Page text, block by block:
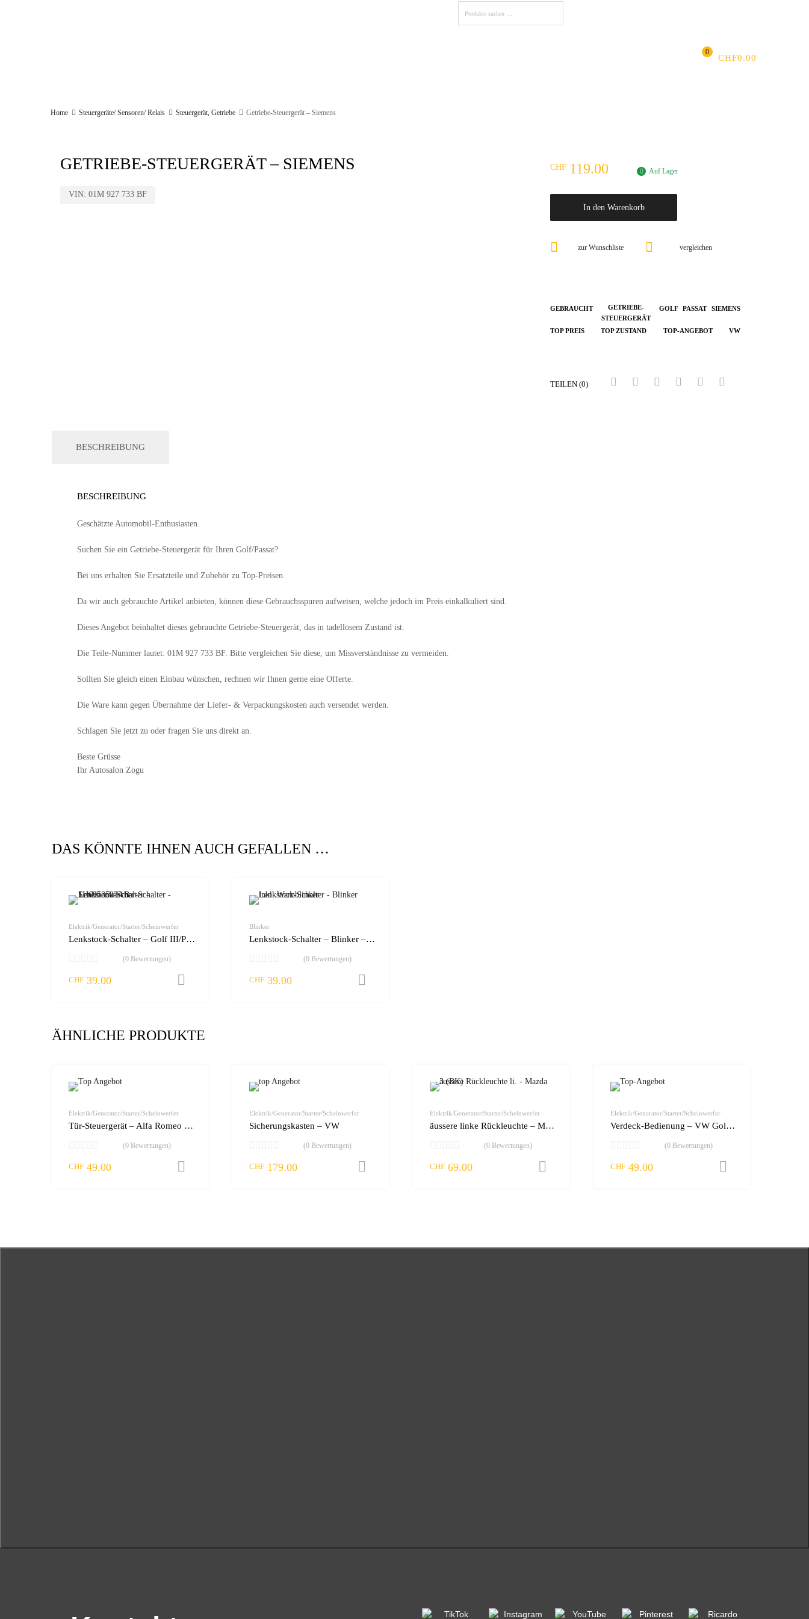
CHF0.00
0
Home Steuergeräte/ Sensoren/ Relais Steuergerät, Getriebe Getriebe-Steuergerät – Siemens
GETRIEBE-STEUERGERÄT – SIEMENS
VIN: 01M 927 733 BF
CHF 119.00 Auf Lager
In den Warenkorb
vergleichen
zur Wunschliste
GEBRAUCHT
GETRIEBE-
STEUERGERÄT
GOLF PASSAT SIEMENS
TOP PREIS TOP ZUSTAND TOP-ANGEBOT VW
TEILEN (0)
BESCHREIBUNG
BESCHREIBUNG
Geschätzte Automobil-Enthusiasten.
Suchen Sie ein Getriebe-Steuergerät für Ihren Golf/Passat?
Bei uns erhalten Sie Ersatzteile und Zubehör zu Top-Preisen.
Da wir auch gebrauchte Artikel anbieten, können diese Gebrauchsspuren aufweisen, welche jedoch im Preis einkalkuliert sind.
Dieses Angebot beinhaltet dieses gebrauchte Getriebe-Steuergerät, das in tadellosem Zustand ist.
Die Teile-Nummer lautet: 01M 927 733 BF. Bitte vergleichen Sie diese, um Missverständnisse zu vermeiden.
Sollten Sie gleich einen Einbau wünschen, rechnen wir Ihnen gerne eine Offerte.
Die Ware kann gegen Übernahme der Liefer- & Verpackungskosten auch versendet werden.
Schlagen Sie jetzt zu oder fragen Sie uns direkt an.
Beste Grüsse
Ihr Autosalon Zogu
DAS KÖNNTE IHNEN AUCH GEFALLEN …
Elektrik/Generator/Starter/Scheinwerfer
Lenkstock-Schalter – Golf III/Passat
(0 Bewertungen)
CHF 39.00 In den Warenkorb
Blinker
Lenkstock-Schalter – Blinker – VW Golf/Passat
(0 Bewertungen)
CHF 39.00
ÄHNLICHE PRODUKTE
Elektrik/Generator/Starter/Scheinwerfer
Tür-Steuergerät – Alfa Romeo 159
(0 Bewertungen)
CHF 49.00 In den Warenkorb
Elektrik/Generator/Starter/Scheinwerfer
Sicherungskasten – VW
(0 Bewertungen)
CHF 179.00 In den Warenkorb
Elektrik/Generator/Starter/Scheinwerfer
äussere linke Rückleuchte – Mazda 3 (BK)
(0 Bewertungen)
CHF 69.00 In den Warenkorb
Elektrik/Generator/Starter/Scheinwerfer
Verdeck-Bedienung – VW Golf III Cabrio
(0 Bewertungen)
CHF 49.00